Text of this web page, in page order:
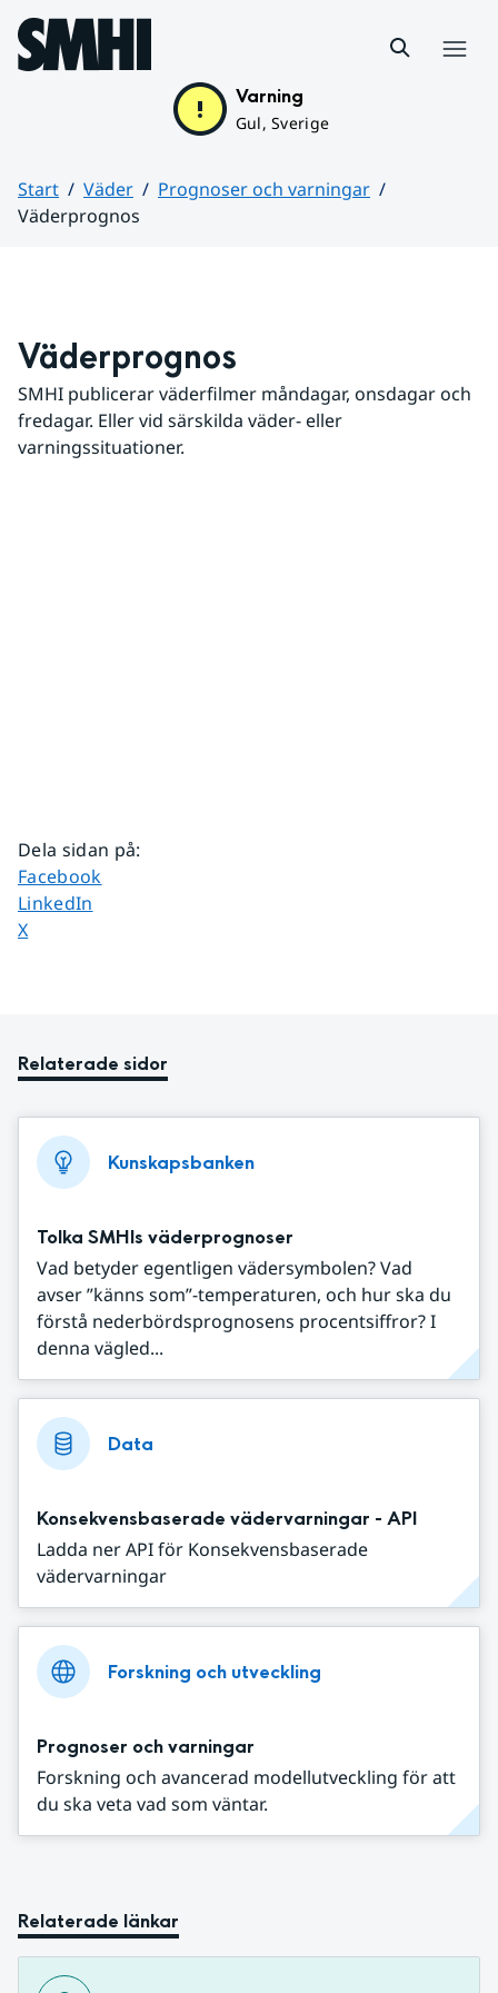
Hoppa till sidans innehåll
Varning
Gul, Sverige
Start Väder
Prognoser och varningar
Väderprognos
Väderprognos
SMHI publicerar väderfilmer måndagar, onsdagar och
fredagar. Eller vid särskilda väder- eller
varningssituationer.
Dela sidan på:
Dela sidan på
Facebook
Dela sidan på
LinkedIn
Dela sidan på
X
Relaterade sidor
Kunskapsbanken
Tolka SMHIs väderprognoser
Vad betyder egentligen vädersymbolen? Vad
avser ”känns som”-temperaturen, och hur ska du
förstå nederbördsprognosens procentsiffror? I
denna vägled...
Data
Konsekvensbaserade vädervarningar - API
Ladda ner API för Konsekvensbaserade
vädervarningar
Forskning och utveckling
Prognoser och varningar
Forskning och avancerad modellutveckling för att
du ska veta vad som väntar.
Relaterade länkar